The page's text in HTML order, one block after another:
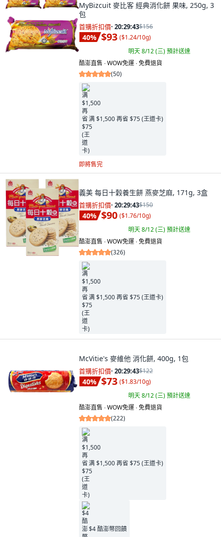
MyBizcuit 麥比客 經典消化餅 果味, 250g, 3
包
首購折扣價· 20:29:41$156
40% $93 ($1.24/10g)
明天 8/12 (三)預計送達
酷澎直售 ∙ WOW免運 ∙ 免費退貨
(50)
满 $1,500 再省 $75 (王道卡)
即將售完
義美 每日十穀養生餅 燕麥芝麻, 171g, 3盒
首購折扣價· 20:29:41$150
40% $90 ($1.76/10g)
明天 8/12 (三)預計送達
酷澎直售 ∙ WOW免運 ∙ 免費退貨
(326)
满 $1,500 再省 $75 (王道卡)
McVitie's 麥維他 消化餅, 400g, 1包
首購折扣價· 20:29:41$122
40% $73 ($1.83/10g)
明天 8/12 (三)預計送達
酷澎直售 ∙ WOW免運 ∙ 免費退貨
(222)
满 $1,500 再省 $75 (王道卡)
$4 酷澎幣回饋